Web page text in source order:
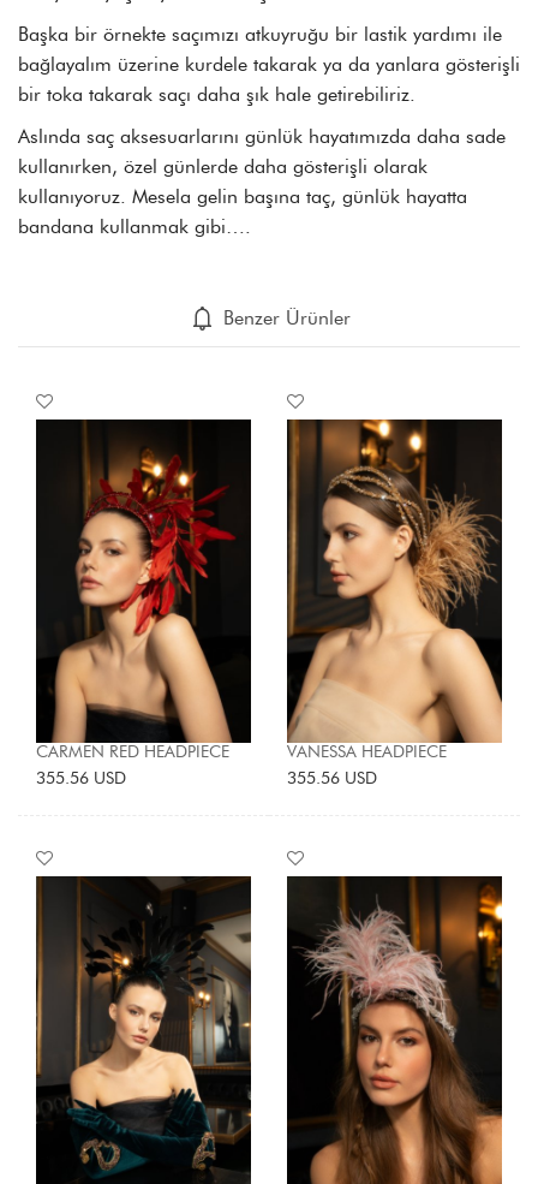
Başka bir örnekte saçımızı atkuyruğu bir lastik yardımı ile
bağlayalım üzerine kurdele takarak ya da yanlara gösterişli
bir toka takarak saçı daha şık hale getirebiliriz.
Aslında saç aksesuarlarını günlük hayatımızda daha sade
kullanırken, özel günlerde daha gösterişli olarak
kullanıyoruz. Mesela gelin başına taç, günlük hayatta
bandana kullanmak gibi….
Benzer Ürünler
CARMEN RED HEADPIECE
355.56 USD
VANESSA HEADPIECE
355.56 USD